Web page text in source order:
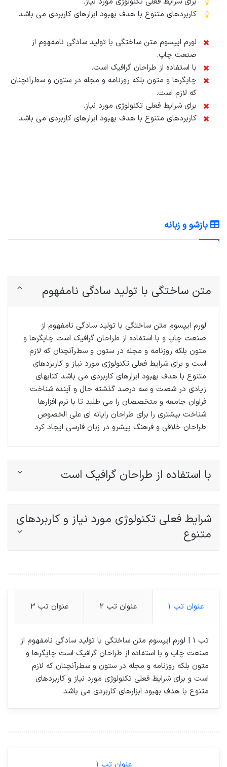
کاربردهای متنوع با هدف بهبود ابزارهای کاربردی می باشد.
لورم ایپسوم متن ساختگی با تولید سادگی نامفهوم از
صنعت چاپ.
با استفاده از طراحان گرافیک است.
چاپگرها و متون بلکه روزنامه و مجله در ستون و سطرآنچنان
که لازم است.
برای شرایط فعلی تکنولوژی مورد نیاز.
کاربردهای متنوع با هدف بهبود ابزارهای کاربردی می باشد.
بازشو و زبانه
متن ساختگی با تولید سادگی نامفهوم
لورم ایپسوم متن ساختگی با تولید سادگی نامفهوم از
صنعت چاپ و با استفاده از طراحان گرافیک است چاپگرها و
متون بلکه روزنامه و مجله در ستون و سطرآنچنان که لازم
است و برای شرایط فعلی تکنولوژی مورد نیاز و کاربردهای
متنوع با هدف بهبود ابزارهای کاربردی می باشد کتابهای
زیادی در شصت و سه درصد گذشته حال و آینده شناخت
فراوان جامعه و متخصصان را می طلبد تا با نرم افزارها
شناخت بیشتری را برای طراحان رایانه ای علی الخصوص
طراحان خلاقی و فرهنگ پیشرو در زبان فارسی ایجاد کرد
با استفاده از طراحان گرافیک است
شرایط فعلی تکنولوژی مورد نیاز و کاربردهای
متنوع
عنوان تب 1 عنوان تب 2 عنوان تب 3
تب 1 | لورم ایپسوم متن ساختگی با تولید سادگی نامفهوم از
صنعت چاپ و با استفاده از طراحان گرافیک است چاپگرها و
متون بلکه روزنامه و مجله در ستون و سطرآنچنان که لازم
است و برای شرایط فعلی تکنولوژی مورد نیاز و کاربردهای
متنوع با هدف بهبود ابزارهای کاربردی می باشد